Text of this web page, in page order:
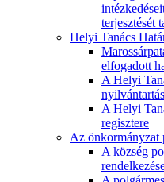
terjesztését
Helyi Tanács
elfogadott
A Helyi
A Helyi
regisztere
Az önkormányzat
A község